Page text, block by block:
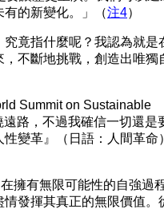
的新變化。」（注4）
竟指什麼呢？我認為就是
不斷地挑戰，創造出唯獨
Summit on Sustainable
路，不過我確信一切還是
變革』（日語：人間革命
擁有無限可能性的自強過程
發揮其真正的無限價值。